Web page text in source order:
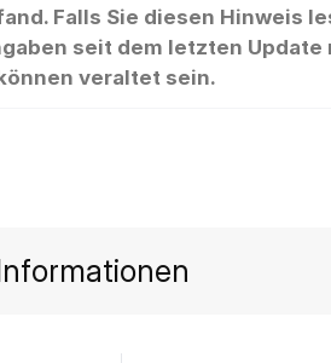
Falls Sie diesen Hinweis
seit dem letzten
veraltet sein.